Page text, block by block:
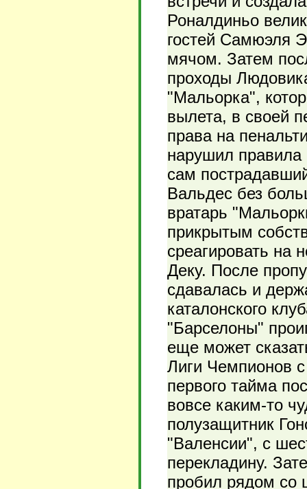
Роналдиньо
гостей Самюэля
мячом. Затем
проходы
"Мальорка",
вылета, в своей
права на
нарушил правила
сам
Вальдес без
вратарь
прикрытым
среагировать на
Деку. После
сдавалась и
каталонского
"Барселоны"
еще может
Лиги Чемпионов
первого тайма
вовсе каким-то
полузащитник
"Валенсии", с
перекладину.
пробил рядом со